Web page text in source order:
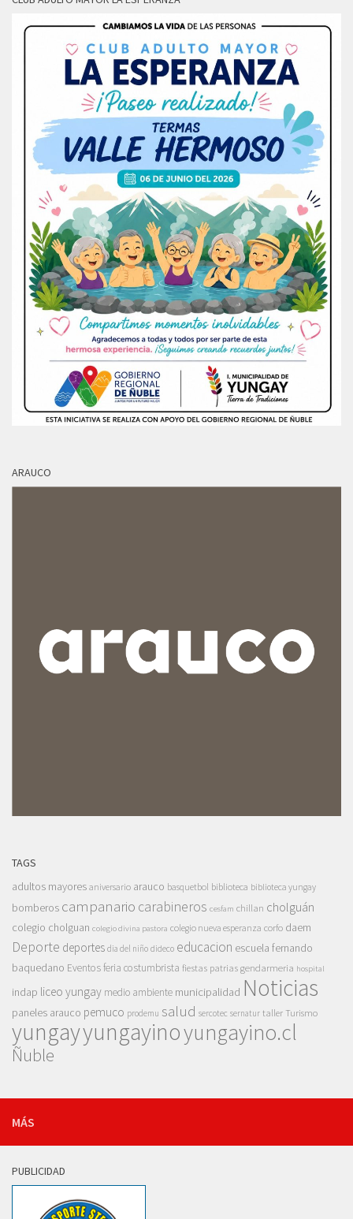
ARAUCO
TAGS
adultos mayores aniversario arauco basquetbol biblioteca biblioteca yungay
bomberos campanario carabineros cesfam chillan cholguán
colegio cholguan colegio divina pastora colegio nueva esperanza corfo daem
Deporte deportes dia del niño dideco educacion escuela fernando
baquedano Eventosferia costumbrista fiestas patrias gendarmeria hospital
indap liceo yungay medio ambiente municipalidad Noticias
paneles arauco pemuco prodemu salud sercotec sernatur taller Turismo
yungayyungayinoyungayino.cl
Ñuble
MÁS
PUBLICIDAD